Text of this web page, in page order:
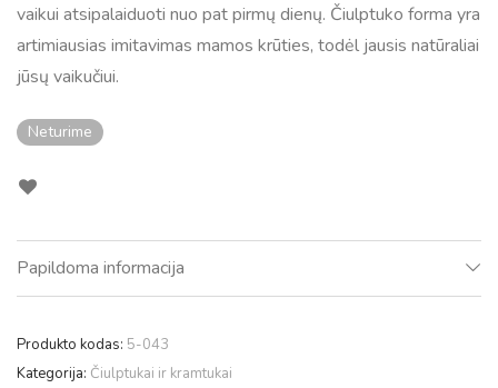
vaikui atsipalaiduoti nuo pat pirmų dienų. Čiulptuko forma yra
artimiausias imitavimas mamos krūties, todėl jausis natūraliai
jūsų vaikučiui.
Neturime
Papildoma informacija
Produkto kodas: 5-043
Kategorija: Čiulptukai ir kramtukai